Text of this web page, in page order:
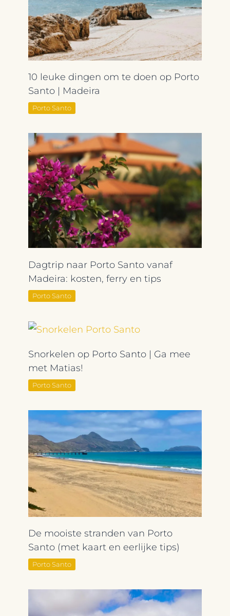
10 leuke dingen om te doen op Porto
Santo | Madeira
Porto Santo
Dagtrip naar Porto Santo vanaf
Madeira: kosten, ferry en tips
Porto Santo
Snorkelen op Porto Santo | Ga mee
met Matias!
Porto Santo
De mooiste stranden van Porto
Santo (met kaart en eerlijke tips)
Porto Santo